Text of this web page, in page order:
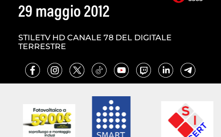
29 maggio 2012
STILETV HD CANALE 78 DEL DIGITALE
TERRESTRE